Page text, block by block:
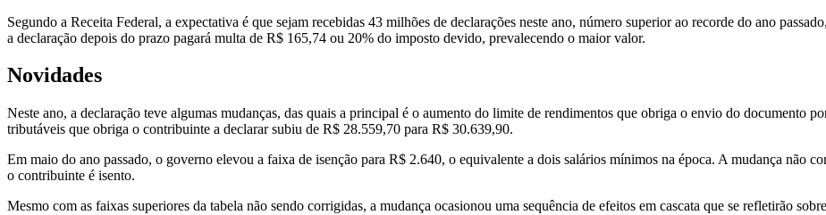
Segundo a Receita Federal, a expectativa é que sejam recebidas 43 milhões de declarações neste ano, número superior ao recorde do ano
a declaração depois do prazo pagará multa de R$ 165,74 ou 20% do imposto devido, prevalecendo o maior valor.
Novidades
Neste ano, a declaração teve algumas mudanças, das quais a principal é o aumento do limite de rendimentos que obriga o envio do documento
tributáveis que obriga o contribuinte a declarar subiu de R$ 28.559,70 para R$ 30.639,90.
Em maio do ano passado, o governo elevou a faixa de isenção para R$ 2.640, o equivalente a dois salários mínimos na época. A mudança não
o contribuinte é isento.
Mesmo com as faixas superiores da tabela não sendo corrigidas, a mudança ocasionou uma sequência de efeitos em cascata que se refletirão